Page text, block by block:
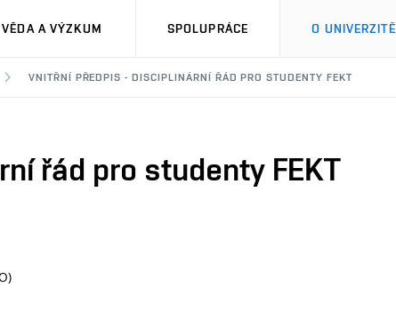
VĚDA A VÝZKUM SPOLUPRÁCE O UNIVERZITĚ
VNITŘNÍ PŘEDPIS - DISCIPLINÁRNÍ ŘÁD PRO STUDENTY FEKT
řád pro studenty FEKT